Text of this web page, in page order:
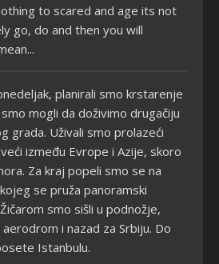
to scared and age its not
go, do and then you will
planirali smo krstarenje
mogli da doživimo drugačiju
grada. Uživali smo prolazeći
između Evrope i Azije, skoro
Za kraj popeli smo se na
se pruža panoramski
smo sišli u podnožje,
i nazad za Srbiju. Do
Istanbulu.